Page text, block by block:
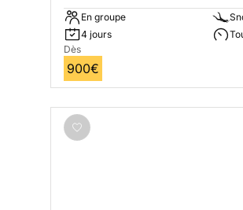
En groupe
4 jours
Dès
900€